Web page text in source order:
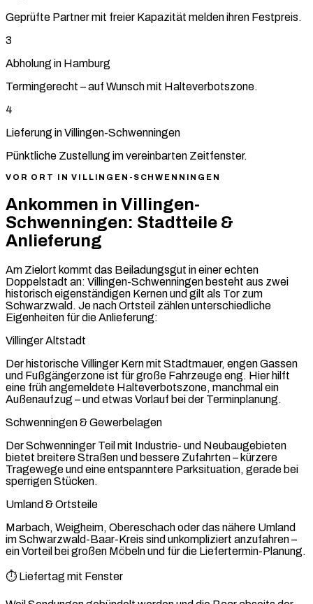
Geprüfte Partner mit freier Kapazität melden ihren Festpreis.
3
Abholung in Hamburg
Termingerecht – auf Wunsch mit Halteverbotszone.
4
Lieferung in Villingen-Schwenningen
Pünktliche Zustellung im vereinbarten Zeitfenster.
VOR ORT IN VILLINGEN-SCHWENNINGEN
Ankommen in Villingen-
Schwenningen: Stadtteile &
Anlieferung
Am Zielort kommt das Beiladungsgut in einer echten
Doppelstadt an: Villingen-Schwenningen besteht aus zwei
historisch eigenständigen Kernen und gilt als Tor zum
Schwarzwald. Je nach Ortsteil zählen unterschiedliche
Eigenheiten für die Anlieferung:
Villinger Altstadt
Der historische Villinger Kern mit Stadtmauer, engen Gassen
und Fußgängerzone ist für große Fahrzeuge eng. Hier hilft
eine früh angemeldete Halteverbotszone, manchmal ein
Außenaufzug – und etwas Vorlauf bei der Terminplanung.
Schwenningen & Gewerbelagen
Der Schwenninger Teil mit Industrie- und Neubaugebieten
bietet breitere Straßen und bessere Zufahrten – kürzere
Tragewege und eine entspanntere Parksituation, gerade bei
sperrigen Stücken.
Umland & Ortsteile
Marbach, Weigheim, Obereschach oder das nähere Umland
im Schwarzwald-Baar-Kreis sind unkompliziert anzufahren –
ein Vorteil bei großen Möbeln und für die Liefertermin-Planung.
⏱️ Liefertag mit Fenster